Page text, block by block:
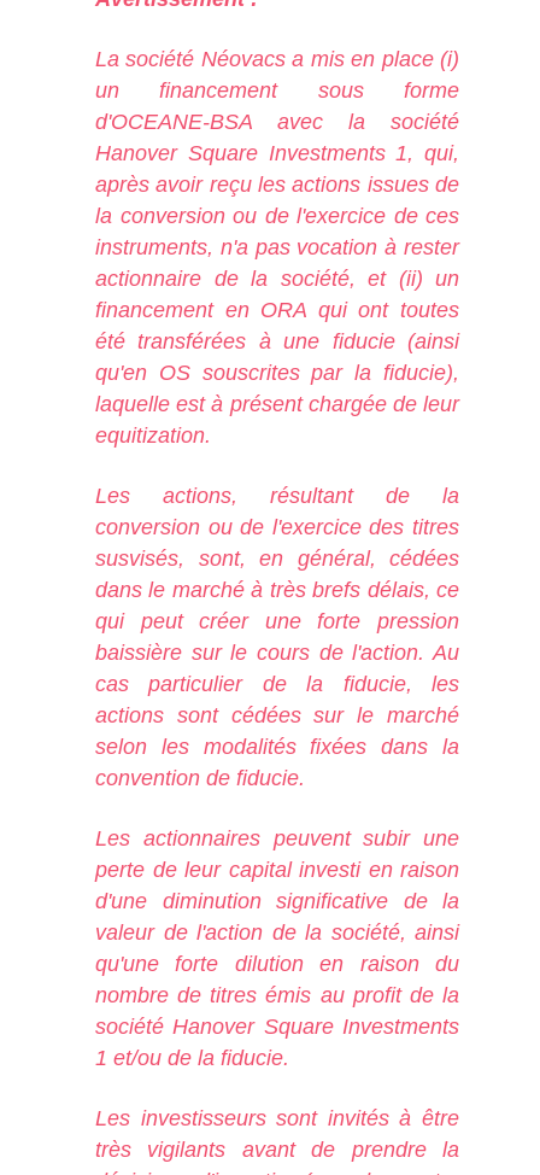
La société Néovacs a mis en place (i)
un financement sous forme
d'OCEANE-BSA avec la société
Hanover Square Investments 1, qui,
après avoir reçu les actions issues de
la conversion ou de l'exercice de ces
instruments, n'a pas vocation à rester
actionnaire de la société, et (ii) un
financement en ORA qui ont toutes
été transférées à une fiducie (ainsi
qu'en OS souscrites par la fiducie),
laquelle est à présent chargée de leur
equitization.
Les actions, résultant de la
conversion ou de l'exercice des titres
susvisés, sont, en général, cédées
dans le marché à très brefs délais, ce
qui peut créer une forte pression
baissière sur le cours de l'action. Au
cas particulier de la fiducie, les
actions sont cédées sur le marché
selon les modalités fixées dans la
convention de fiducie.
Les actionnaires peuvent subir une
perte de leur capital investi en raison
d'une diminution significative de la
valeur de l'action de la société, ainsi
qu'une forte dilution en raison du
nombre de titres émis au profit de la
société Hanover Square Investments
1 et/ou de la fiducie.
Les investisseurs sont invités à être
très vigilants avant de prendre la